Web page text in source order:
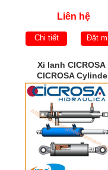
Liên hệ
Chi tiết Đặt
Xi lanh CICROSA
CICROSA